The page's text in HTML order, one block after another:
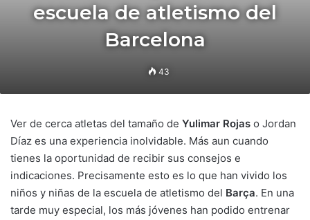
escuela de atletismo del
Barcelona
43
Ver de cerca atletas del tamaño de Yulimar Rojas o Jordan
Díaz es una experiencia inolvidable. Más aun cuando
tienes la oportunidad de recibir sus consejos e
indicaciones. Precisamente esto es lo que han vivido los
niños y niñas de la escuela de atletismo del Barça. En una
tarde muy especial, los más jóvenes han podido entrenar